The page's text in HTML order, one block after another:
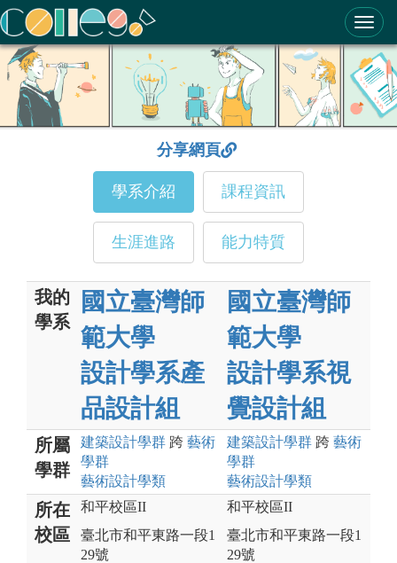
ColleGo! 大學選才與高中育才輔助系統
分享網頁
學系介紹 課程資訊
生涯進路 能力特質
我的
學系
國立臺灣師
範大學
設計學系產
品設計組
國立臺灣師
範大學
設計學系視
覺設計組
所屬
學群
建築設計學群 跨 藝術
學群
藝術設計學類
建築設計學群 跨 藝術
學群
藝術設計學類
所在
校區
和平校區II
臺北市和平東路一段1
29號
和平校區II
臺北市和平東路一段1
29號